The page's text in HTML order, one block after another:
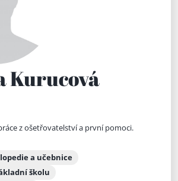
Kurucová
z ošetřovatelství a první pomoci.
a učebnice
školu